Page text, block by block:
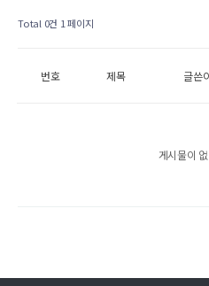
Total 0건 1 페이지
번호 제목 글쓴
게시물이